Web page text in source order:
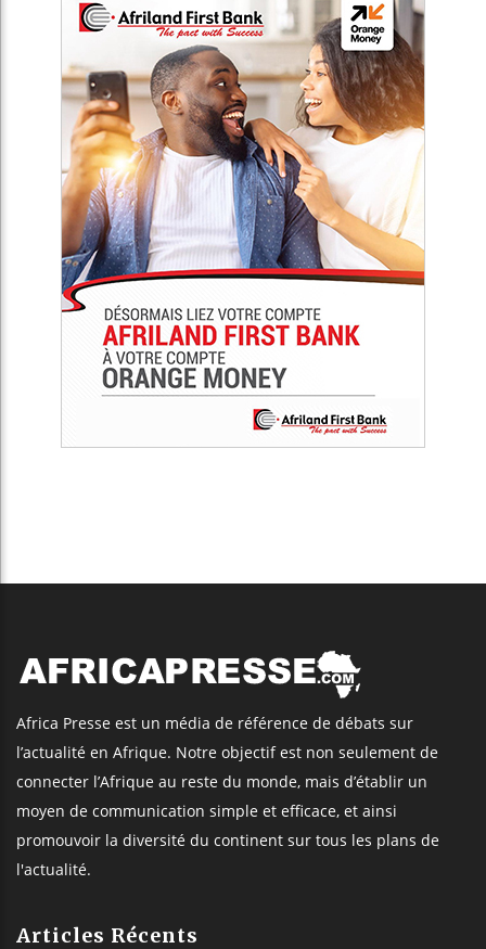
Africa Presse est un média de référence de débats sur
l’actualité en Afrique. Notre objectif est non seulement de
connecter l’Afrique au reste du monde, mais d’établir un
moyen de communication simple et efficace, et ainsi
promouvoir la diversité du continent sur tous les plans de
l'actualité.
Articles Récents